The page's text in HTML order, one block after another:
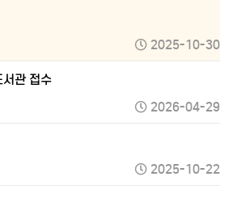
2025-10-30
관 접수
2026-04-29
2025-10-22